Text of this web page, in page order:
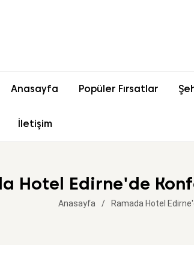
Anasayfa Popüler Fırsatlar
İletişim
Hotel Edirne'de
Anasayfa Ramada Hotel